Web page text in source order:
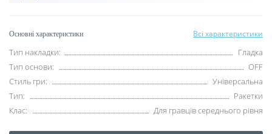
Основні характеристики Всі характеристики
Тип накладки:
Гладка
Тип основи:
OFF
Стиль гри:
Універсальна
Тип:
Ракетки
Клас:
Для гравців середнього рівня